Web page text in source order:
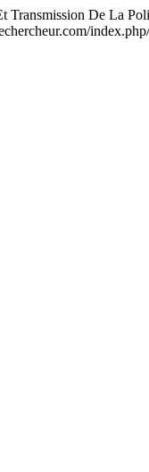
Transmission De La